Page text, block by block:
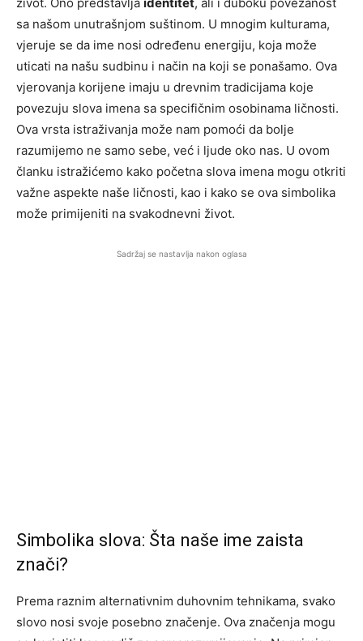
sa našom unutrašnjom suštinom. U mnogim kulturama,
vjeruje se da ime nosi određenu energiju, koja može
uticati na našu sudbinu i način na koji se ponašamo. Ova
vjerovanja korijene imaju u drevnim tradicijama koje
povezuju slova imena sa specifičnim osobinama ličnosti.
Ova vrsta istraživanja može nam pomoći da bolje
razumijemo ne samo sebe, već i ljude oko nas. U ovom
članku istražićemo kako početna slova imena mogu otkriti
važne aspekte naše ličnosti, kao i kako se ova simbolika
može primijeniti na svakodnevni život.
Sadržaj se nastavlja nakon oglasa
Simbolika slova: Šta naše ime zaista
znači?
Prema raznim alternativnim duhovnim tehnikama, svako
slovo nosi svoje posebno značenje. Ova značenja mogu